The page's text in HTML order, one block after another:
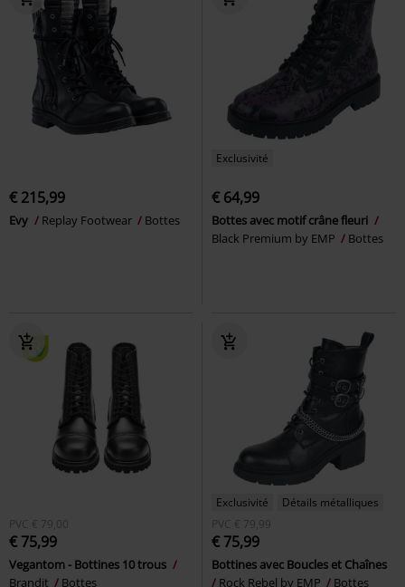
€ 215,99
Evy Replay Footwear Bottes
Exclusivité
€ 64,99
Bottes avec motif crâne fleuri
Black Premium by EMP
Bottes
PVC € 79,00
€ 75,99
Vegantom - Bottines 10 trous
Brandit
Bottes
Exclusivité
Détails métalliques
PVC € 79,99
€ 75,99
Bottines avec Boucles et Chaînes
Rock Rebel by EMP
Bottes